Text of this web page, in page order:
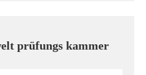
prüfungs kammer